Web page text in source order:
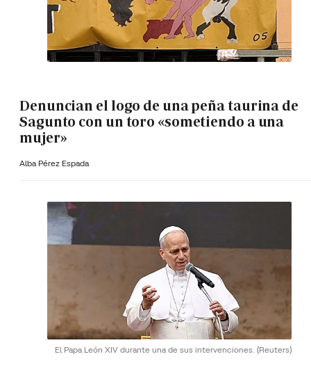
Denuncian el logo de una peña taurina de
Sagunto con un toro «sometiendo a una
mujer»
Alba Pérez Espada
El Papa León XIV durante una de sus intervenciones. (Reuters)